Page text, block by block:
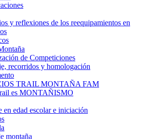
y reflexiones de los reequipamientos en
de Competiciones
recorridos y homologación
TRAIL MONTAÑA FAM
es MONTAÑISMO
en edad escolar e iniciación
montaña